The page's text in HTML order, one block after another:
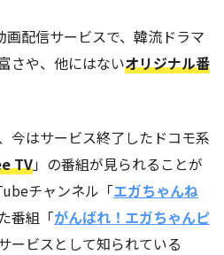
配信サービスで、韓流ドラマ
さや、他にはないオリジナル番
今はサービス終了したドコモ系
TV」の番組が見られることが
チャンネル「エガちゃんね
番組「がんばれ！エガちゃんピ
ービスとして知られている